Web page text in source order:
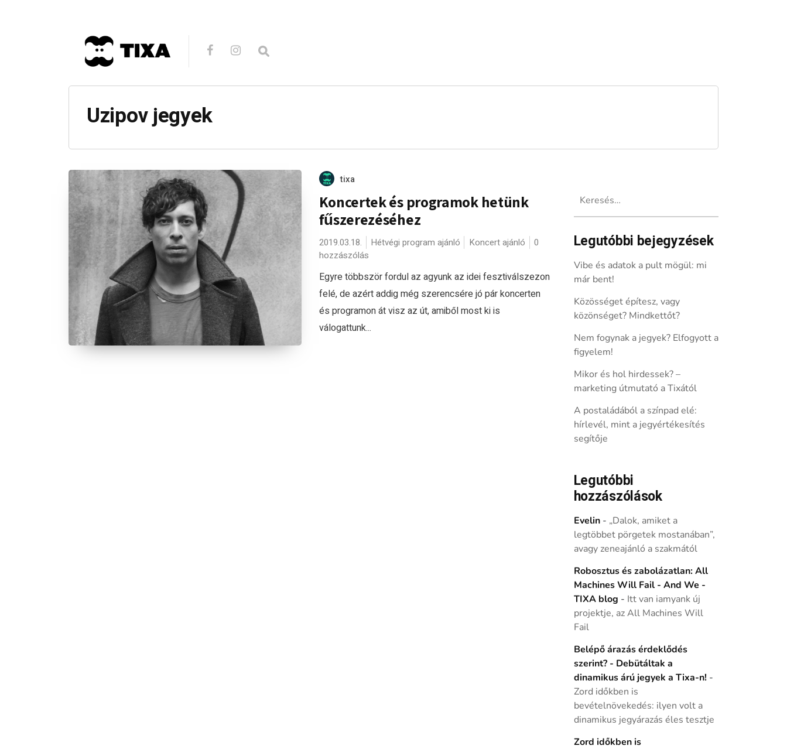
Uzipov jegyek
tixa
Koncertek és programok hetünk
fűszerezéséhez
2019.03.18. Hétvégi program ajánló Koncert ajánló
0
hozzászólás
Egyre többször fordul az agyunk az idei fesztiválszezon
felé, de azért addig még szerencsére jó pár koncerten
és programon át visz az út, amiből most ki is
válogattunk...
Legutóbbi bejegyzések
Vibe és adatok a pult mögül: mi
már bent!
Közösséget építesz, vagy
közönséget? Mindkettőt?
Nem fogynak a jegyek? Elfogyott a
figyelem!
Mikor és hol hirdessek? –
marketing útmutató a Tixától
A postaládából a színpad elé:
hírlevél, mint a jegyértékesítés
segítője
Legutóbbi
hozzászólások
Evelin- „Dalok, amiket a
legtöbbet pörgetek mostanában”,
avagy zeneajánló a szakmától
Robosztus és zabolázatlan: All
Machines Will Fail - And We -
TIXA blog - Itt van iamyank új
projektje, az All Machines Will
Fail
Belépő árazás érdeklődés
szerint? - Debütáltak a
dinamikus árú jegyek a Tixa-n! -
Zord időkben is
bevételnövekedés: ilyen volt a
dinamikus jegyárazás éles tesztje
Zord időkben is